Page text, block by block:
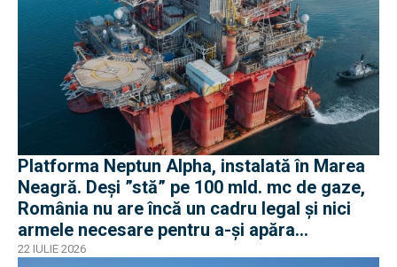
Platforma Neptun Alpha, instalată în Marea
Neagră. Deși ”stă” pe 100 mld. mc de gaze,
România nu are încă un cadru legal și nici
armele necesare pentru a-și apăra
infrastructura
22 IULIE 2026